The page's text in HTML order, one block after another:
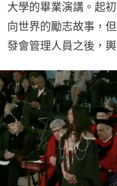
大學的畢業演講。起
向世界的勵志故事，
發會管理人員之後，